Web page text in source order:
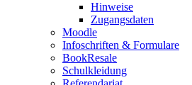
Hinweise
Zugangsdaten
Moodle
Infoschriften & Formulare
BookResale
Schulkleidung